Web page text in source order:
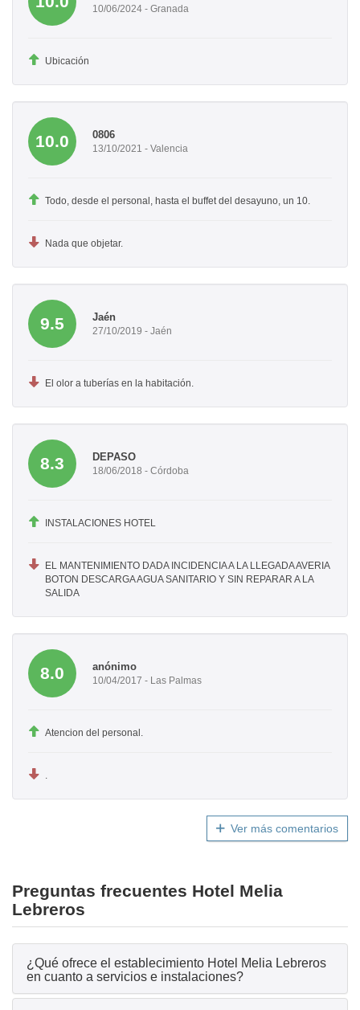
10/06/2024 - Granada
Ubicación
10.0 0806
13/10/2021 - Valencia
Todo, desde el personal, hasta el buffet del desayuno, un 10.
Nada que objetar.
9.5 Jaén
27/10/2019 - Jaén
El olor a tuberías en la habitación.
8.3 DEPASO
18/06/2018 - Córdoba
INSTALACIONES HOTEL
EL MANTENIMIENTO DADA INCIDENCIA A LA LLEGADA AVERIA
BOTON DESCARGA AGUA SANITARIO Y SIN REPARAR A LA
SALIDA
8.0 anónimo
10/04/2017 - Las Palmas
Atencion del personal.
.
Ver más comentarios
Preguntas frecuentes Hotel Melia
Lebreros
¿Qué ofrece el establecimiento Hotel Melia Lebreros
en cuanto a servicios e instalaciones?